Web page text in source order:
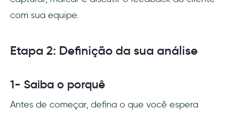
com sua equipe.
Etapa 2: Definição da sua análise
1- Saiba o porquê
Antes de começar, defina o que você espera